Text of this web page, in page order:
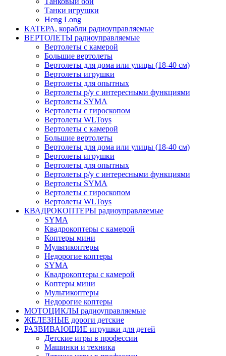
Танки игрушки
Heng Long
КАТЕРА, корабли радиоуправляемые
ВЕРТОЛЕТЫ радиоуправляемые
Вертолеты с камерой
Большие вертолеты
Вертолеты для дома или улицы (18-40 см)
Вертолеты игрушки
Вертолеты для опытных
Вертолеты р/у с интересными функциями
Вертолеты SYMA
Вертолеты с гироскопом
Вертолеты WLToys
Вертолеты с камерой
Большие вертолеты
Вертолеты для дома или улицы (18-40 см)
Вертолеты игрушки
Вертолеты для опытных
Вертолеты р/у с интересными функциями
Вертолеты SYMA
Вертолеты с гироскопом
Вертолеты WLToys
КВАДРОКОПТЕРЫ радиоуправляемые
SYMA
Квадрокоптеры с камерой
Коптеры мини
Мультикоптеры
Недорогие коптеры
SYMA
Квадрокоптеры с камерой
Коптеры мини
Мультикоптеры
Недорогие коптеры
МОТОЦИКЛЫ радиоуправляемые
ЖЕЛЕЗНЫЕ дороги детские
РАЗВИВАЮЩИЕ игрушки для детей
Детские игры в профессии
Машинки и техника